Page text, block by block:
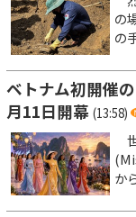
の
の
ベトナム初開催
月11日開幕 (13:58)
か